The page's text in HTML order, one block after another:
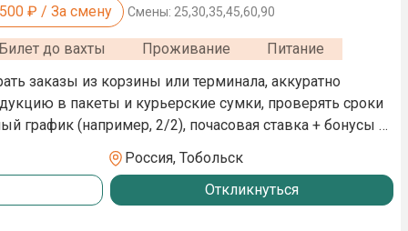
₽ / За смену Смены: 25,30,35,45,60,90
Билет до вахты Проживание
Питание
заказы из корзины или терминала, аккуратно
в пакеты и курьерские сумки, проверять сроки
график (например, 2/2), почасовая ставка + бонусы за
бесплатная униформа, место работы — локальный
паллет. Работа только внутри помещения.
к деталям, скорость, наличие медкнижки (или
Россия, Тобольск
Откликнуться